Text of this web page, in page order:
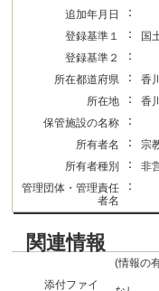
追加年月日
：
登録基準１ ：
国
登録基準２
：
所在都道府県 ：
香
所在地
：
香
保管施設の名称
：
所有者名 ：
宗
所有者種別
：
非
管理団体・管理責任
者名
：
関連情報
(情報の
添付ファイ